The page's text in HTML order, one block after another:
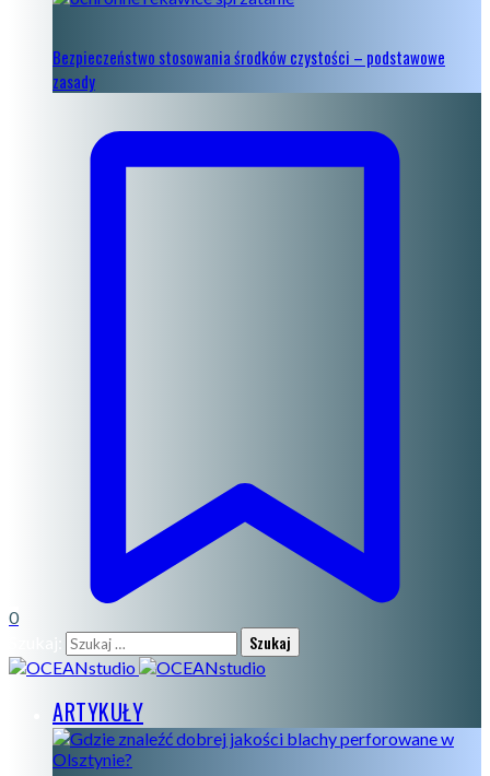
Bezpieczeństwo stosowania środków czystości – podstawowe
zasady
0
ARTYKUŁY